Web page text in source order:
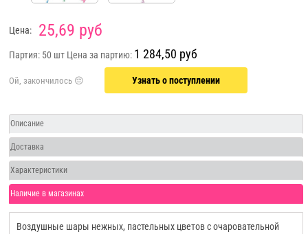
Цена: 25,69 руб
Партия: 50 шт Цена за партию: 1 284,50 руб
Узнать о поступлении
Описание
Доставка
Характеристики
Наличие в магазинах
Воздушные шары нежных, пастельных цветов с очаровательной